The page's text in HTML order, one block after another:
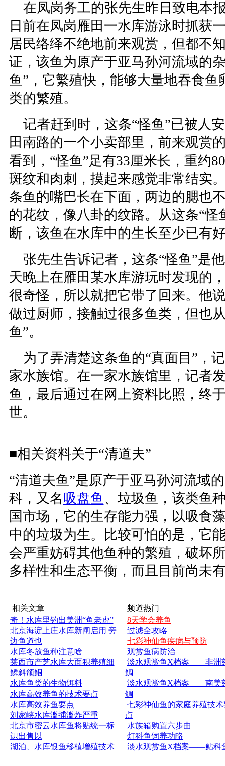
在凤岗务工的张先生昨日致电本
日前在凤岗雁田一水库游泳时抓获
居民络绎不绝地前来观赏，但都不
证，该鱼为原产于亚马孙河流域的
鱼”，它繁殖快，能够大量地吞食鱼
类的繁殖。
记者赶到时，这条“怪鱼”已被人
田南路的一个小卖部里，前来观赏
看到，“怪鱼”足有33厘米长，重约
斑纹和肉刺，摸起来感觉非常结实
条鱼的嘴巴长在下面，两边的腮也
的花纹，像八卦的纹路。从这条“怪
断，该鱼在水库中的生长至少已有
张先生告诉记者，这条“怪鱼”是
天晚上在雁田某水库游玩时发现的
很奇怪，所以就把它带了回来。他
做过厨师，接触过很多鱼类，但也
鱼”。
为了弄清楚这条鱼的“真面目”，
家水族馆。在一家水族馆里，记者
鱼，最后通过在网上资料比照，终
世。
■相关资料关于“清道夫”
“清道夫鱼”是原产于亚马孙河流域
科，又名吸盘鱼 、垃圾鱼，该类鱼
国市场，它的生存能力强，以吸食
中的垃圾为生。比较可怕的是，它
会严重妨碍其他鱼种的繁殖，破坏
多样性和生态平衡，而且目前尚未
相关文章
奇！水库里钓出美洲“鱼老虎”
北京海淀上庄水库新闸启用 旁
边鱼道也
水库冬放鱼种注意啥
莱西市产芝水库大面积养殖细
鳞斜颌鲴
水库鱼类的生物饵料
水库高效养鱼的技术要点
水库高效养鱼要点
刘家峡水库滥捕滥炸严重
北京市密云水库鱼将贴统一标
识出售以
湖泊、水库银鱼移植增殖技术
频道热门
8天学会养鱼
过滤全攻略
七彩神仙鱼疾病与预防
观赏鱼病防治
淡水观赏鱼X档案——非洲
鲷
淡水观赏鱼X档案——南美
鲷
七彩神仙鱼的家庭养殖技术
点
水族箱购置六步曲
灯科鱼饲养功略
淡水观赏鱼X档案——鲇科